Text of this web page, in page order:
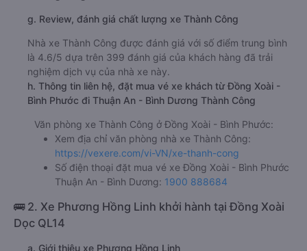
g. Review, đánh giá chất lượng xe Thành Công
Nhà xe Thành Công được đánh giá với số điểm trung bình
là 4.6/5 dựa trên 399 đánh giá của khách hàng đã trải
nghiệm dịch vụ của nhà xe này.
h. Thông tin liên hệ, đặt mua vé xe khách từ Đồng Xoài -
Bình Phước đi Thuận An - Bình Dương Thành Công
Văn phòng xe Thành Công ở Đồng Xoài - Bình Phước:
Xem địa chỉ văn phòng nhà xe Thành Công:
https://vexere.com/vi-VN/xe-thanh-cong
Số điện thoại đặt mua vé xe Đồng Xoài - Bình Phước
Thuận An - Bình Dương: 1900 888684
🚌 2. Xe Phương Hồng Linh khởi hành tại Đồng Xoài
Dọc QL14
a. Giới thiệu xe Phương Hồng Linh